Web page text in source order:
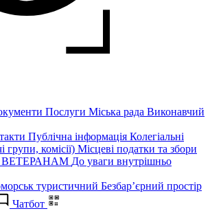
Послуги Міська рада Виконавчий
Публічна інформація Колегіальні
групи, комісії) Місцеві податки та збори
ВЕТЕРАНАМ До уваги внутрішньо
туристичний Безбар’єрний простір
Чатбот